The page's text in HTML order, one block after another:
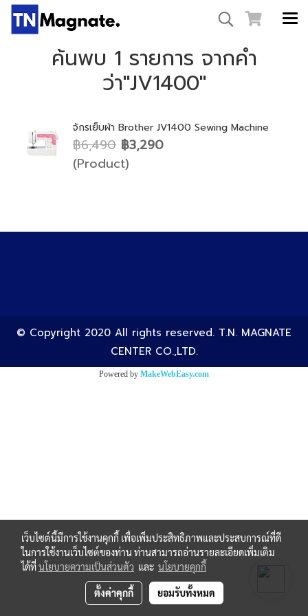
ค้นพบ 1 รายการ จากคำ
ว่า"JV1400"
จักรเย็บผ้า Brother JV1400 Sewing Machine
฿6,490 ฿3,290
(Product)
© Copyright 2020 All rights reserved. T.N. MAGNATE
CENTER CO.,LTD.
Powered by MakeWebEasy.com
เว็บไซต์นี้มีการใช้งานคุกกี้ เพื่อเพิ่มประสิทธิภาพและประสบการณ์ที่ดี
ในการใช้งานเว็บไซต์ของท่าน ท่านสามารถอ่านรายละเอียดเพิ่มเติม
ได้ที่นโยบายความเป็นส่วนตัว และ นโยบายคุกกี้
ตั้งค่าคุกกี้ ยอมรับทั้งหมด